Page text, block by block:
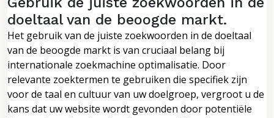
doeltaal van de beoogde markt.
Het gebruik van de juiste zoekwoorden in de doeltaal
van de beoogde markt is van cruciaal belang bij
internationale zoekmachine optimalisatie. Door
relevante zoektermen te gebruiken die specifiek zijn
voor de taal en cultuur van uw doelgroep, vergroot u de
kans dat uw website wordt gevonden door potentiële